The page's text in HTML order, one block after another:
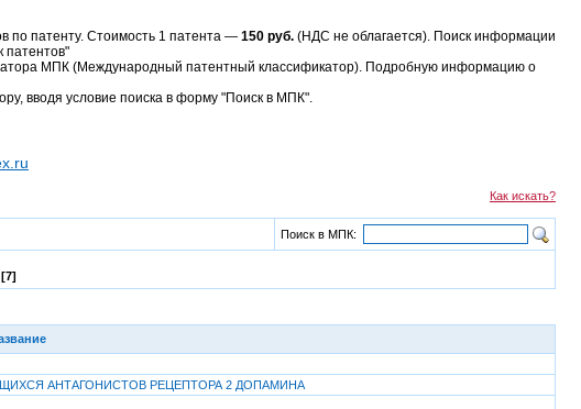
по патенту. Стоимость 1 патента — 150 руб. (НДС не облагается). Поиск информации
патентов"
МПК (Международный патентный классификатор). Подробную информацию о
вводя условие поиска в форму "Поиск в МПК".
Как искать?
Поиск в МПК:
АНТАГОНИСТОВ РЕЦЕПТОРА 2 ДОПАМИНА